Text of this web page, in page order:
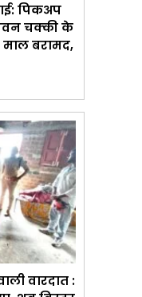
पिकअप
चक्की के
माल बरामद,
वारदात :